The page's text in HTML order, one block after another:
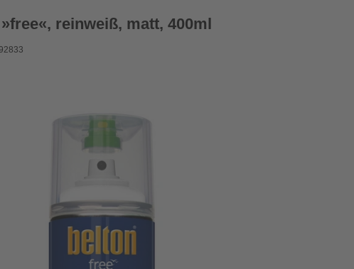
reinweiß, matt, 400ml